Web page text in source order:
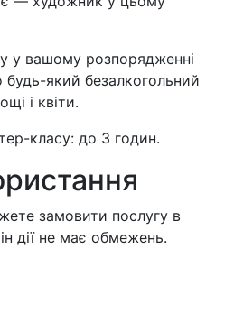
у вашому розпорядженні
який безалкогольний
і квіти.
класу: до 3 годин.
замовити послугу в
дії не має обмежень.